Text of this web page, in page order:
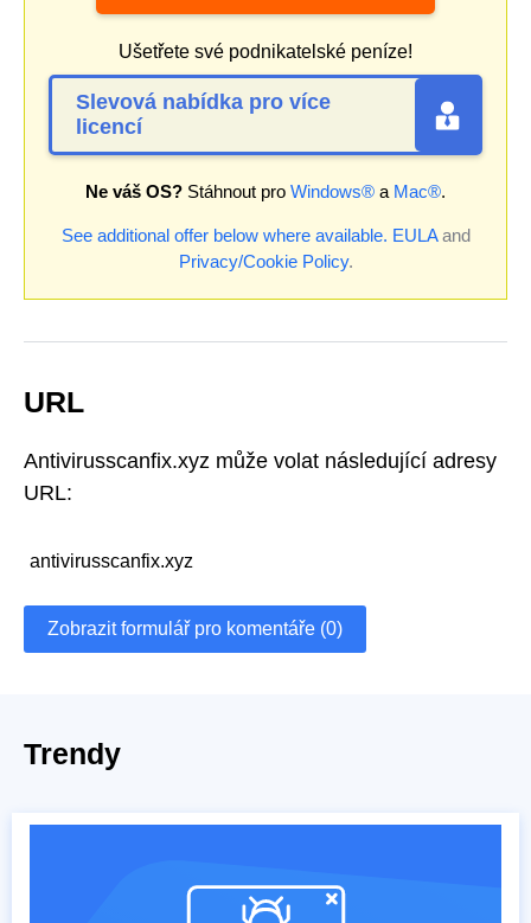
Ušetřete své podnikatelské peníze!
Slevová nabídka pro více
licencí
Ne váš OS? Stáhnout pro Windows® a Mac®.
See additional offer below where available. EULAand
Privacy/Cookie Policy.
URL
Antivirusscanfix.xyz může volat následující adresy
URL:
antivirusscanfix.xyz
Zobrazit formulář pro komentáře (0)
Trendy